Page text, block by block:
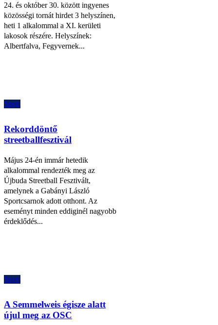
24. és október 30. között ingyenes
közösségi tornát hirdet 3 helyszínen,
heti 1 alkalommal a XI. kerületi
lakosok részére. Helyszínek:
Albertfalva, Fegyvernek...
Sport
Rekorddöntő
streetballfesztivál
Május 24-én immár hetedik
alkalommal rendezték meg az
Újbuda Streetball Fesztivált,
amelynek a Gabányi László
Sportcsarnok adott otthont. Az
eseményt minden eddiginél nagyobb
érdeklődés...
Sport
A Semmelweis égisze alatt
újul meg az OSC